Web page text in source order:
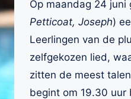
Op maandag 24 juni
Petticoat, Joseph)
Leerlingen van de
zelfgekozen lied,
zitten de meest
begint om 19.30 uur